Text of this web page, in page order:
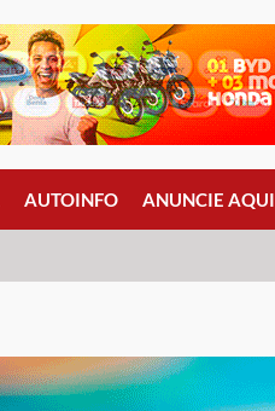
AUTOINFO ANUNCIE AQUI